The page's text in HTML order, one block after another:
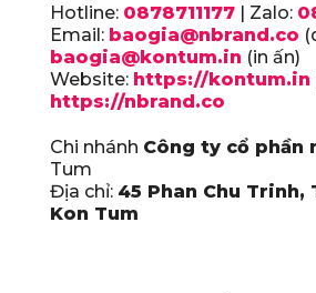
Hotline: 0878711177 | Zalo:
Email: baogia@nbrand.co
baogia@kontum.in (in ấn)
Website: https://kontum.in
https://nbrand.co
Chi nhánh Công ty cổ phần
Tum
Địa chỉ: 45 Phan Chu Trinh,
Kon Tum